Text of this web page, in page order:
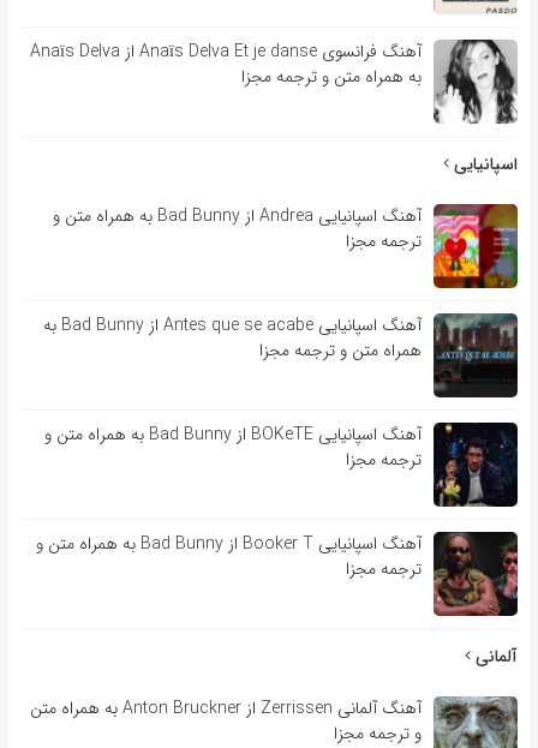
آهنگ فرانسوی Anaïs Delva Et je danse از Anaïs Delva
به همراه متن و ترجمه مجزا
اسپانیایی
آهنگ اسپانیایی Andrea از Bad Bunny به همراه متن و
ترجمه مجزا
آهنگ اسپانیایی Antes que se acabe از Bad Bunny به
همراه متن و ترجمه مجزا
آهنگ اسپانیایی BOKeTE از Bad Bunny به همراه متن و
ترجمه مجزا
آهنگ اسپانیایی Booker T از Bad Bunny به همراه متن و
ترجمه مجزا
آلمانی
آهنگ آلمانی Zerrissen از Anton Bruckner به همراه متن
و ترجمه مجزا